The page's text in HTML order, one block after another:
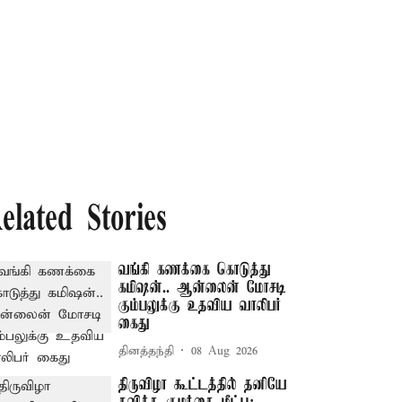
Stories
வங்கி கணக்கை கொடுத்து
கமிஷன்.. ஆன்லைன் மோசடி
கும்பலுக்கு உதவிய வாலிபர்
கைது
தினத்தந்தி 08 Aug 2026
திருவிழா கூட்டத்தில் தனியே